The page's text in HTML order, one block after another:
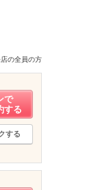
の全員の方
で
する
する